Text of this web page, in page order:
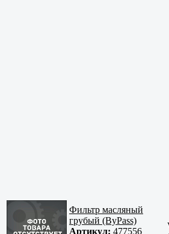
Фильтр масляный
грубый (ByPass)
Артикул: 477556